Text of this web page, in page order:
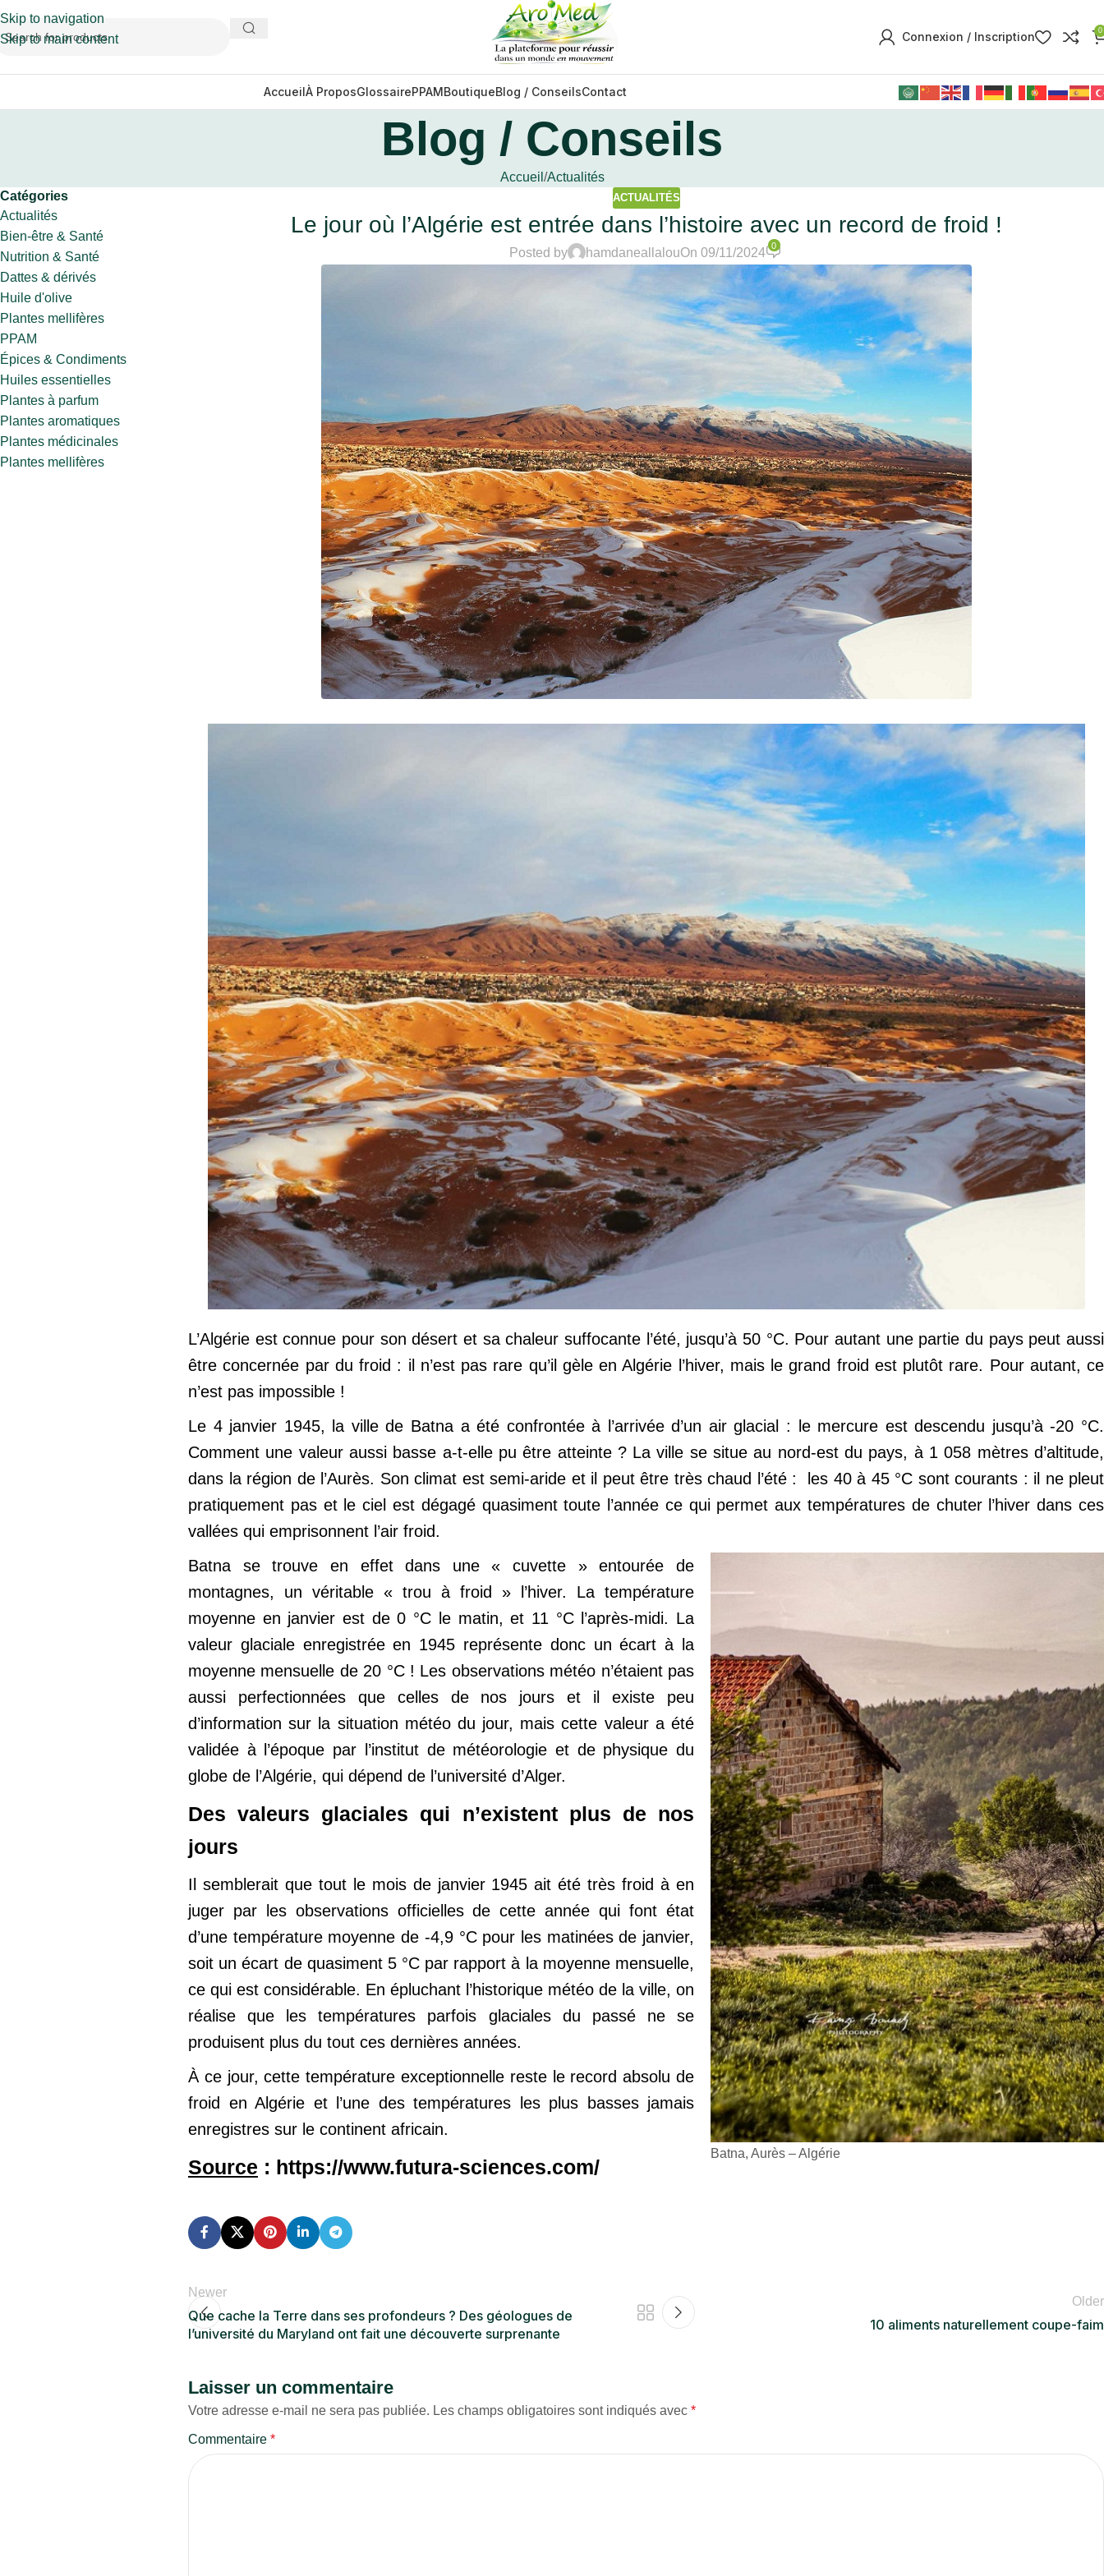
Skip to navigation
Skip to main content
Connexion / Inscription 0
AccueilÀ ProposGlossairePPAMBoutiqueBlog / ConseilsContact
Blog / Conseils
Accueil Actualités
Catégories
Actualités
Bien-être & Santé
Nutrition & Santé
Dattes & dérivés
Huile d'olive
Plantes mellifères
PPAM
Épices & Condiments
Huiles essentielles
Plantes à parfum
Plantes aromatiques
Plantes médicinales
Plantes mellifères
ACTUALITÉS
Le jour où l’Algérie est entrée dans l’histoire avec un record de froid !
Posted by hamdaneallalouOn 09/11/2024
0
L’Algérie est connue pour son désert et sa chaleur suffocante l’été, jusqu’à 50 °C. Pour autant une partie du pays peut aussi
être concernée par du froid : il n’est pas rare qu’il gèle en Algérie l’hiver, mais le grand froid est plutôt rare. Pour autant, ce
n’est pas impossible !
Le 4 janvier 1945, la ville de Batna a été confrontée à l’arrivée d’un air glacial : le mercure est descendu jusqu’à -20 °C.
Comment une valeur aussi basse a-t-elle pu être atteinte ? La ville se situe au nord-est du pays, à 1 058 mètres d’altitude,
dans la région de l’Aurès. Son climat est semi-aride et il peut être très chaud l’été : les 40 à 45 °C sont courants : il ne pleut
pratiquement pas et le ciel est dégagé quasiment toute l’année ce qui permet aux températures de chuter l’hiver dans ces
vallées qui emprisonnent l’air froid.
Batna, Aurès – Algérie
Batna se trouve en effet dans une « cuvette » entourée de
montagnes, un véritable « trou à froid » l’hiver. La température
moyenne en janvier est de 0 °C le matin, et 11 °C l’après-midi. La
valeur glaciale enregistrée en 1945 représente donc un écart à la
moyenne mensuelle de 20 °C ! Les observations météo n’étaient pas
aussi perfectionnées que celles de nos jours et il existe peu
d’information sur la situation météo du jour, mais cette valeur a été
validée à l’époque par l’institut de météorologie et de physique du
globe de l’Algérie, qui dépend de l’université d’Alger.
Des valeurs glaciales qui n’existent plus de nos
jours
Il semblerait que tout le mois de janvier 1945 ait été très froid à en
juger par les observations officielles de cette année qui font état
d’une température moyenne de -4,9 °C pour les matinées de janvier,
soit un écart de quasiment 5 °C par rapport à la moyenne mensuelle,
ce qui est considérable. En épluchant l’historique météo de la ville, on
réalise que les températures parfois glaciales du passé ne se
produisent plus du tout ces dernières années.
À ce jour, cette température exceptionnelle reste le record absolu de
froid en Algérie et l’une des températures les plus basses jamais
enregistres sur le continent africain.
Source : https://www.futura-sciences.com/
Newer
Que cache la Terre dans ses profondeurs ? Des géologues de
l’université du Maryland ont fait une découverte surprenante
Older
10 aliments naturellement coupe-faim
Laisser un commentaire
Votre adresse e-mail ne sera pas publiée. Les champs obligatoires sont indiqués avec *
Commentaire *